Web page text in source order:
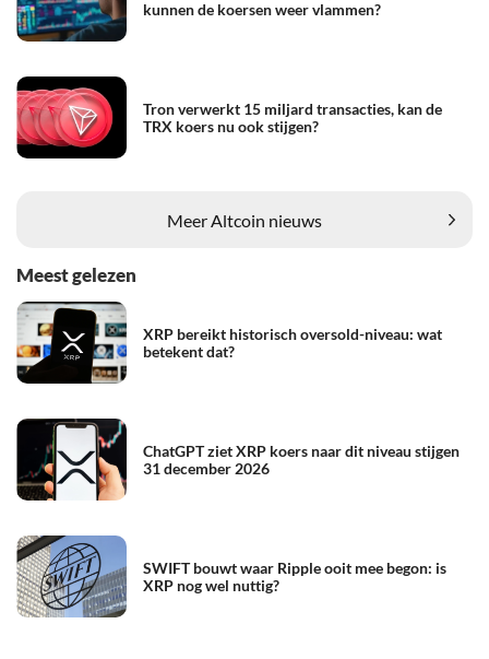
kunnen de koersen weer vlammen?
Tron verwerkt 15 miljard transacties, kan de
TRX koers nu ook stijgen?
Meer Altcoin nieuws
Meest gelezen
XRP bereikt historisch oversold-niveau: wat
betekent dat?
ChatGPT ziet XRP koers naar dit niveau stijgen
31 december 2026
SWIFT bouwt waar Ripple ooit mee begon: is
XRP nog wel nuttig?